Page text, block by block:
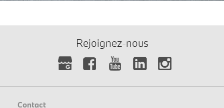
Rejoignez-nous
Contact